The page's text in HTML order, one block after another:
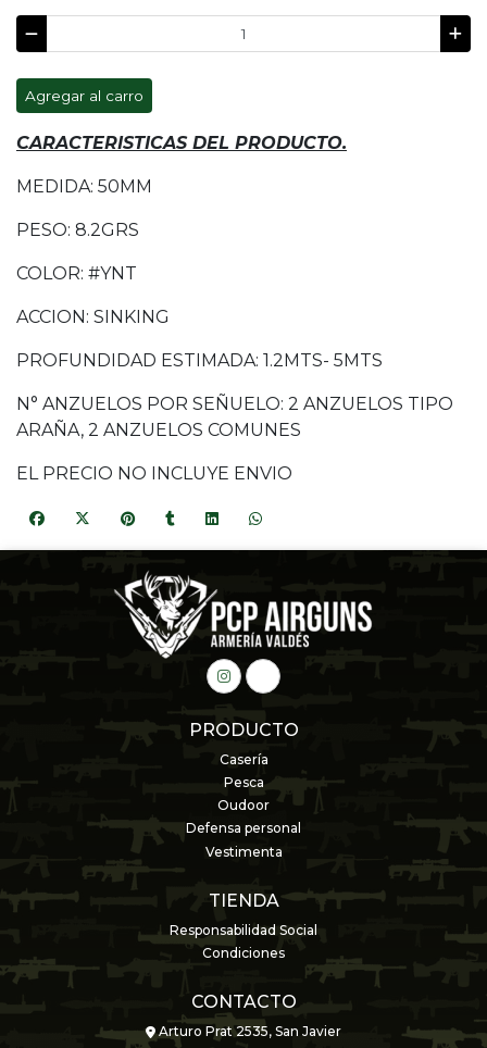
Agregar al carro
CARACTERISTICAS DEL PRODUCTO.
MEDIDA: 50MM
PESO: 8.2GRS
COLOR: #YNT
ACCION: SINKING
PROFUNDIDAD ESTIMADA: 1.2MTS- 5MTS
N° ANZUELOS POR SEÑUELO: 2 ANZUELOS TIPO
ARAÑA, 2 ANZUELOS COMUNES
EL PRECIO NO INCLUYE ENVIO
PRODUCTO
Casería
Pesca
Oudoor
Defensa personal
Vestimenta
TIENDA
Responsabilidad Social
Condiciones
CONTACTO
Arturo Prat 2535, San Javier